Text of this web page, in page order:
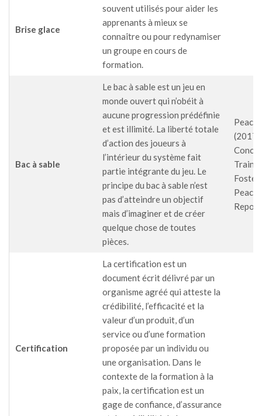
Brise glace
souvent utilisés pour aider les
apprenants à mieux se
connaître ou pour redynamiser
un groupe en cours de
formation.
Bac à sable
Le bac à sable est un jeu en
monde ouvert qui n’obéit à
aucune progression prédéfinie
et est illimité. La liberté totale
d’action des joueurs à
l’intérieur du système fait
partie intégrante du jeu. Le
principe du bac à sable n’est
pas d’atteindre un objectif
mais d’imaginer et de créer
quelque chose de toutes
pièces.
(2017)
Foster
Certification
La certification est un
document écrit délivré par un
organisme agréé qui atteste la
crédibilité, l’efficacité et la
valeur d’un produit, d’un
service ou d’une formation
proposée par un individu ou
une organisation. Dans le
contexte de la formation à la
paix, la certification est un
gage de confiance, d’assurance